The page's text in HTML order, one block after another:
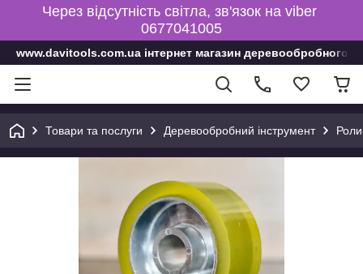
Через відсутність світла, зв'язок на viber
0677041005
www.davitools.com.ua інтернет магазин деревообробного
Товари та послуги Деревообробний інструмент